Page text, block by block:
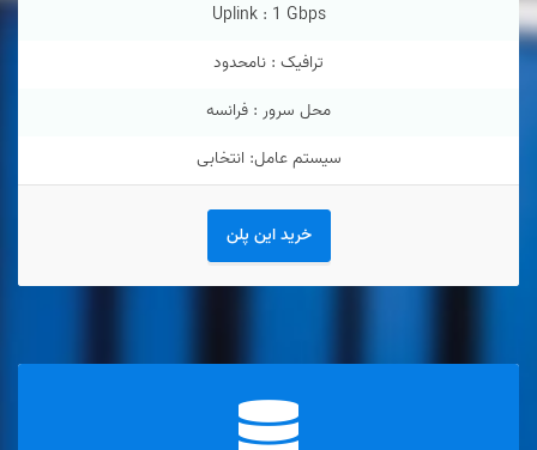
Uplink : 1 Gbps
ترافیک : نامحدود
محل سرور : فرانسه
سیستم عامل: انتخابی
خرید این پلن